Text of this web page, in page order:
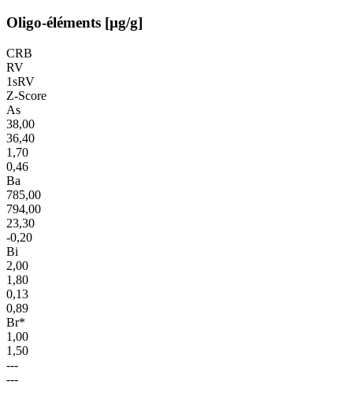
Oligo-éléments [µg/g]
CRB
RV
1sRV
Z-Score
As
38,00
36,40
1,70
0,46
Ba
785,00
794,00
23,30
-0,20
Bi
2,00
1,80
0,13
0,89
Br*
1,00
1,50
---
---